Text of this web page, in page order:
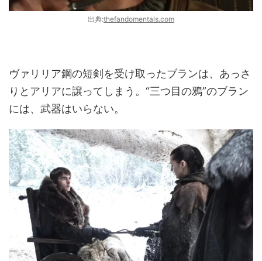
出典:thefandomentals.com
ヴァリリア鋼の短剣を受け取ったブランは、あっさ
りとアリアに譲ってしまう。“三つ目の鴉”のブラン
には、武器はいらない。